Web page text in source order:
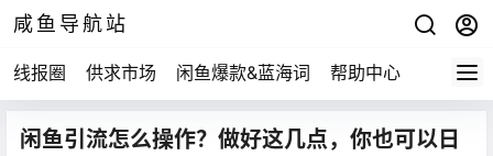
咸鱼导航站
线报圈 供求市场 闲鱼爆款&蓝海词 帮助中心
闲鱼引流怎么操作？做好这几点，你也可以日